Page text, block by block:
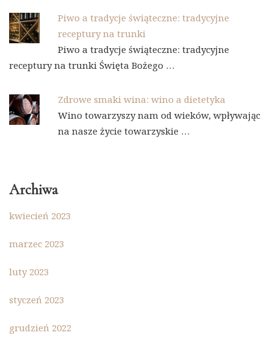
Piwo a tradycje świąteczne: tradycyjne
receptury na trunki
Piwo a tradycje świąteczne: tradycyjne
receptury na trunki Święta Bożego …
Zdrowe smaki wina: wino a dietetyka
Wino towarzyszy nam od wieków, wpływając
na nasze życie towarzyskie …
Archiwa
kwiecień 2023
marzec 2023
luty 2023
styczeń 2023
grudzień 2022